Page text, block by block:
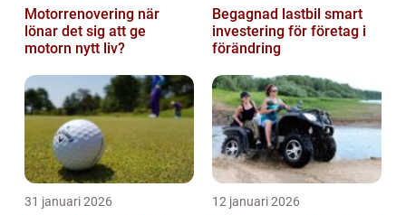
Motorrenovering när
lönar det sig att ge
motorn nytt liv?
Begagnad lastbil smart
investering för företag i
förändring
31 januari 2026 12 januari 2026